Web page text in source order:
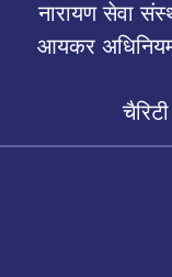
नारायण सेवा
आयकर